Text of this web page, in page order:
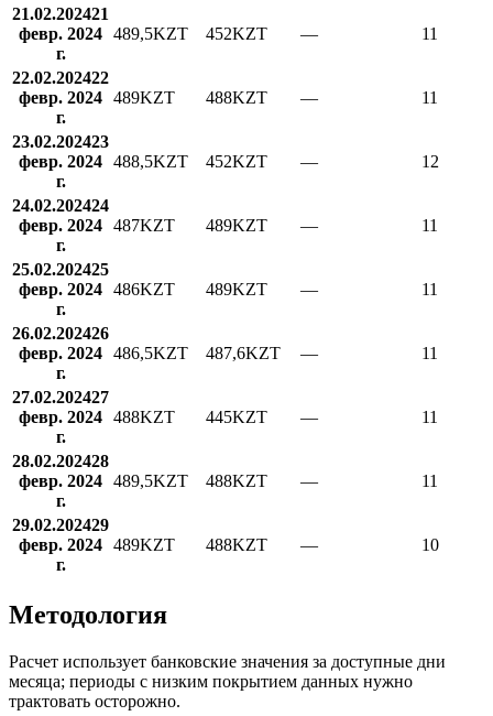
21.02.202421
февр. 2024
г.
489,5KZT 452KZT — 11
22.02.202422
февр. 2024
г.
489KZT 488KZT — 11
23.02.202423
февр. 2024
г.
488,5KZT 452KZT — 12
24.02.202424
февр. 2024
г.
487KZT 489KZT — 11
25.02.202425
февр. 2024
г.
486KZT 489KZT — 11
26.02.202426
февр. 2024
г.
486,5KZT 487,6KZT — 11
27.02.202427
февр. 2024
г.
488KZT 445KZT — 11
28.02.202428
февр. 2024
г.
489,5KZT 488KZT — 11
29.02.202429
февр. 2024
г.
489KZT 488KZT — 10
Методология
Расчет использует банковские значения за доступные дни
месяца; периоды с низким покрытием данных нужно
трактовать осторожно.